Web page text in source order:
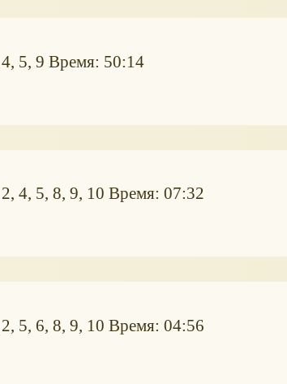
5, 9 Время: 50:14
4, 5, 8, 9, 10 Время: 07:32
5, 6, 8, 9, 10 Время: 04:56